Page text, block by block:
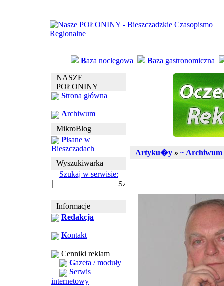
Baza noclegowa Baza gastronomiczna
NASZE
POŁONINY
Strona główna
Archiwum
MikroBlog
Pisane w
Bieszczadach
Wyszukiwarka
Szukaj w serwisie:
Informacje
Redakcja
Kontakt
Cenniki reklam
Gazeta / moduły
Serwis
internetowy
Artyku�y » ~ Archiwum